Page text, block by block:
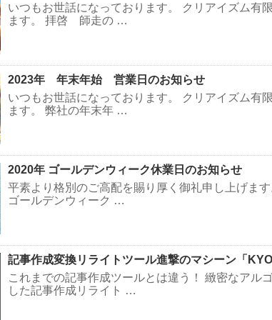
いつもお世話になっております。 クリアイズム有
ます。 拝啓 師走の …
2023年 年末年始 営業日のお知らせ
いつもお世話になっております。 クリアイズム有
ます。 弊社の年末年 …
2020年 ゴールデンウィーク休業日のお知らせ
平素より格別のご高配を賜り厚く御礼申し上げま
ゴールデンウィーク …
記事作成変換リライトツール進撃のマシーン「
これまでの記事作成ツールとは違う！ 緻密なアル
した記事作成リライト …